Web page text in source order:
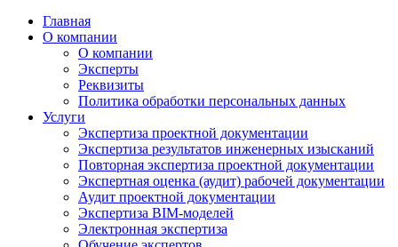
Главная
О компании
О компании
Эксперты
Реквизиты
Политика обработки персональных данных
Услуги
Экспертиза проектной документации
Экспертиза результатов инженерных изысканий
Повторная экспертиза проектной документации
Экспертная оценка (аудит) рабочей документации
Аудит проектной документации
Экспертиза BIM-моделей
Электронная экспертиза